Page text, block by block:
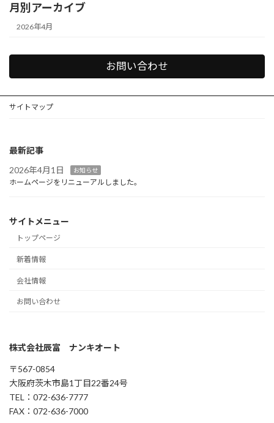
月別アーカイブ
2026年4月
お問い合わせ
サイトマップ
最新記事
2026年4月1日
お知らせ
ホームページをリニューアルしました。
サイトメニュー
トップページ
新着情報
会社情報
お問い合わせ
株式会社辰富 ナンキオート
〒567-0854
大阪府茨木市島1丁目22番24号
TEL：072-636-7777
FAX：072-636-7000